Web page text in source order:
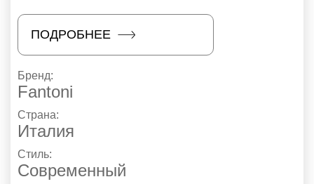
ПОДРОБНЕЕ
Бренд:
Fantoni
Страна:
Италия
Стиль:
Современный